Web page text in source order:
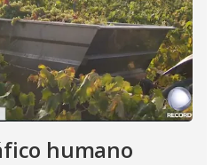
humano